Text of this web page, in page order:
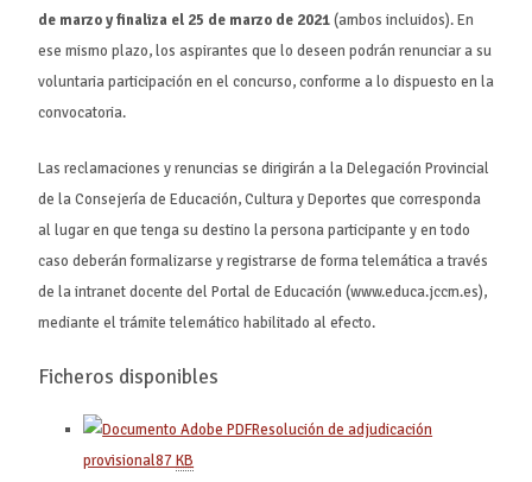
de marzo y finaliza el 25 de marzo de 2021(ambos incluidos). En
ese mismo plazo, los aspirantes que lo deseen podrán renunciar a su
voluntaria participación en el concurso, conforme a lo dispuesto en la
convocatoria.
Las reclamaciones y renuncias se dirigirán a la Delegación Provincial
de la Consejería de Educación, Cultura y Deportes que corresponda
al lugar en que tenga su destino la persona participante y en todo
caso deberán formalizarse y registrarse de forma telemática a través
de la intranet docente del Portal de Educación (www.educa.jccm.es),
mediante el trámite telemático habilitado al efecto.
Ficheros disponibles
Resolución de adjudicación
provisional87KB